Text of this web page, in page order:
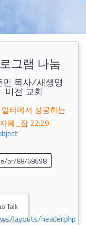
layouts/header.php
그램 나눔
민 목사/새생명
비전 교회
터에서 성공하는
지혜_잠 22:29
Talk